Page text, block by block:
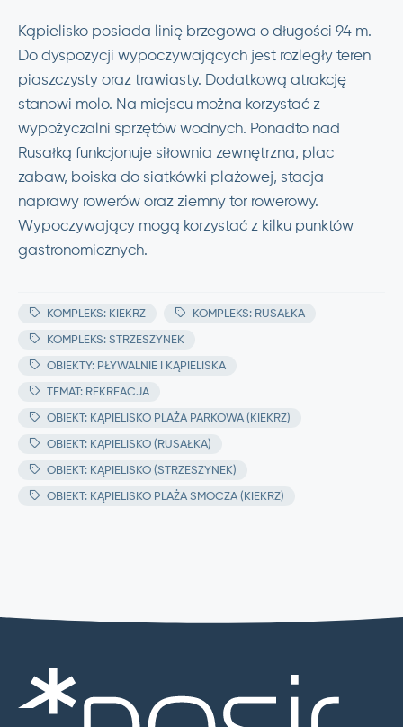
Kąpielisko posiada linię brzegowa o długości 94 m.
Do dyspozycji wypoczywających jest rozległy teren
piaszczysty oraz trawiasty. Dodatkową atrakcję
stanowi molo. Na miejscu można korzystać z
wypożyczalni sprzętów wodnych. Ponadto nad
Rusałką funkcjonuje siłownia zewnętrzna, plac
zabaw, boiska do siatkówki plażowej, stacja
naprawy rowerów oraz ziemny tor rowerowy.
Wypoczywający mogą korzystać z kilku punktów
gastronomicznych.
KOMPLEKS: KIEKRZ KOMPLEKS: RUSAŁKA
KOMPLEKS: STRZESZYNEK
OBIEKTY: PŁYWALNIE I KĄPIELISKA
TEMAT: REKREACJA
OBIEKT: KĄPIELISKO PLAŻA PARKOWA (KIEKRZ)
OBIEKT: KĄPIELISKO (RUSAŁKA)
OBIEKT: KĄPIELISKO (STRZESZYNEK)
OBIEKT: KĄPIELISKO PLAŻA SMOCZA (KIEKRZ)